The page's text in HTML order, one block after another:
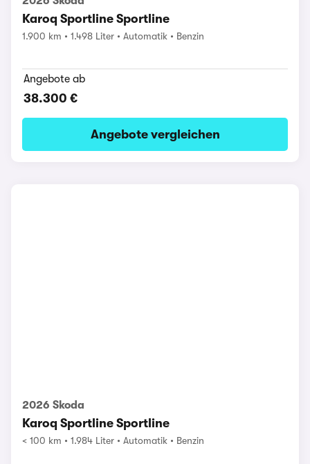
Karoq Sportline Sportline
1.900 km 1.498 Liter Automatik Benzin
Angebote ab
38.300 €
Angebote vergleichen
2026 Skoda
Karoq Sportline Sportline
< 100 km 1.984 Liter Automatik Benzin